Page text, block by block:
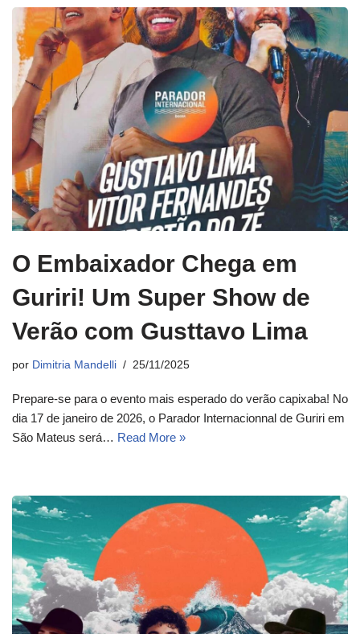
O Embaixador Chega em
Guriri! Um Super Show de
Verão com Gusttavo Lima
por Dimitria Mandelli 25/11/2025
Prepare-se para o evento mais esperado do verão capixaba! No
dia 17 de janeiro de 2026, o Parador Internacionnal de Guriri em
São Mateus será… Read More »